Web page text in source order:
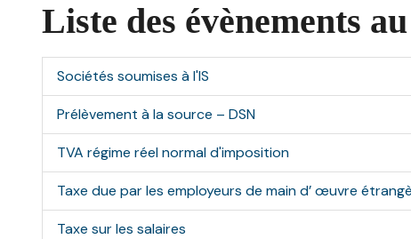
Liste des évènements
Sociétés soumises à l'IS
Prélèvement à la source – DSN
TVA régime réel normal d'imposition
Taxe due par les employeurs de main d’ œuvre
Taxe sur les salaires